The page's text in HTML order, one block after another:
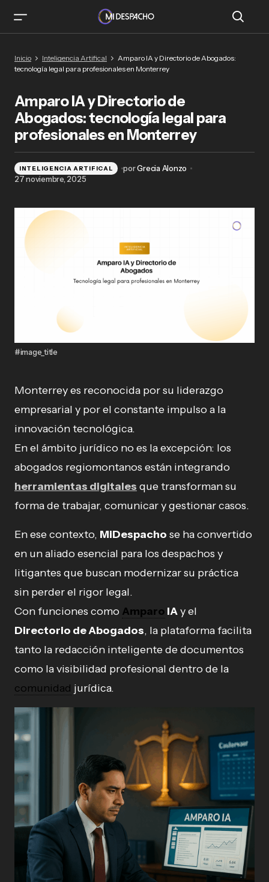
tecnología legal para profesionales en
Monterrey
Inicio Inteligencia Artifical
Amparo IA y Directorio de Abogados:
tecnología legal para profesionales en Monterrey
Amparo IA y Directorio de
Abogados: tecnología legal para
profesionales en Monterrey
INTELIGENCIA ARTIFICAL porGrecia Alonzo
27 noviembre, 2025
#image_title
Monterrey es reconocida por su liderazgo
empresarial y por el constante impulso a la
innovación tecnológica.
En el ámbito jurídico no es la excepción: los
abogados regiomontanos están integrando
herramientas digitales que transforman su
forma de trabajar, comunicar y gestionar casos.
En ese contexto, MiDespacho se ha convertido
en un aliado esencial para los despachos y
litigantes que buscan modernizar su práctica
sin perder el rigor legal.
Con funciones como Amparo IAy el
Directorio de Abogados, la plataforma facilita
tanto la redacción inteligente de documentos
como la visibilidad profesional dentro de la
comunidad jurídica.